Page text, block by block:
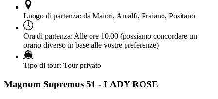
Luogo di partenza: da Maiori, Amalfi, Praiano, Positano
Ora di partenza: Alle ore 10.00 (possiamo concordare un
orario diverso in base alle vostre preferenze)
Tipo di tour: Tour privato
Magnum Supremus 51 - LADY ROSE